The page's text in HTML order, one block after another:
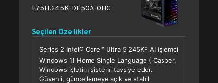
E75H.245K-DE50A-0HC
Seçilen Özellikler
Series 2 Intel® Core™ Ultra 5 245KF AI işlemci
Windows 11 Home Single Language ( Casper,
Windows işletim sistemi tavsiye eder.
Güvenli, güncellemeye açık ve stabil